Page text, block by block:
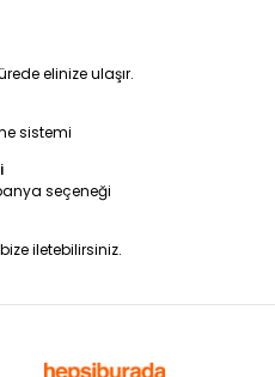
elinize ulaşır.
sistemi
seçeneği
iletebilirsiniz.